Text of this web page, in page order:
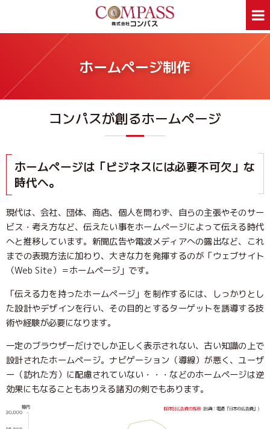
ホーム
ホームページ制作 デザイン印刷
ウェアプリント
旅行事業部 資料ダウンロード
お問合せはお気軽に
046-250-1005
月～金曜日 9:00～17:00
お問合せ
ホームページ制作
コンパスが創るホームページ
ホームページは「ビジネスには必要不可欠」な
時代へ。
現代は、会社、団体、商店、個人を問わず、自らの主張やそのサー
ビス・考え方など、伝えたい事をホームページによって伝える時代
へと推移しています。新聞広告や電波メディアへの露出など、これ
までの表現方法に加わり、大きな力を発揮するのが「ウェブサイト
（Web Site）＝ホームページ」です。
「伝える力を持ったホームページ」を制作するには、しっかりとし
た設計やデザインを行い、その目的とするターゲットを誘導する技
術や経験が必要になります。
一定のブラウザーだけでしか正しく表示されない、古い知識の上で
設計されたホームページ。ナビゲーション（導線）が悪く、ユーザ
ー（訪れた方）に配慮されていない・・・などのホームページは逆
効果にもなることもありえる諸刃の剣でもあります。